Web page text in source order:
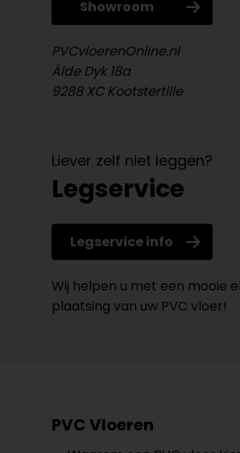
Showroom
PVCvloerenOnline.nl
Âlde Dyk 18a
9288 XC Kootstertille
Liever zelf niet leggen?
Legservice
Legservice info
Wij helpen u met een mooie
plaatsing van uw PVC vloer!
PVC Vloeren